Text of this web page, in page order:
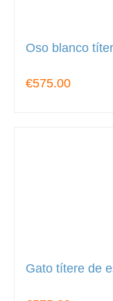
Oso blanco
€575.00
Gato títere de